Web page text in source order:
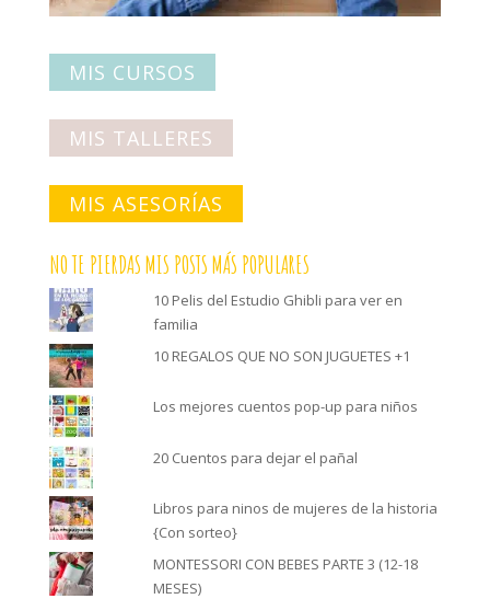
MIS CURSOS
MIS TALLERES
MIS ASESORÍAS
NO TE PIERDAS MIS POSTS MÁS POPULARES
10 Pelis del Estudio Ghibli para ver en
familia
10 REGALOS QUE NO SON JUGUETES +1
Los mejores cuentos pop-up para niños
20 Cuentos para dejar el pañal
Libros para ninos de mujeres de la historia
{Con sorteo}
MONTESSORI CON BEBES PARTE 3 (12-18
MESES)